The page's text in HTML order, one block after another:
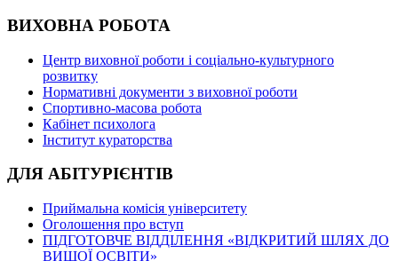
ВИХОВНА РОБОТА
Центр виховної роботи і соціально-культурного
розвитку
Нормативні документи з виховної роботи
Спортивно-масова робота
Кабінет психолога
Інститут кураторства
ДЛЯ АБІТУРІЄНТІВ
Приймальна комісія університету
Оголошення про вступ
ПІДГОТОВЧЕ ВІДДІЛЕННЯ «ВІДКРИТИЙ ШЛЯХ ДО
ВИЩОЇ ОСВІТИ»